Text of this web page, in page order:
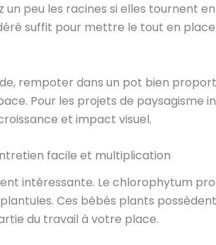
peu les racines si elles tournent
suffit pour mettre le tout en
rempoter dans un pot bien
Pour les projets de paysagisme
et impact visuel.
facile et multiplication
intéressante. Le chlorophytum
Ces bébés plants
du travail à votre place.